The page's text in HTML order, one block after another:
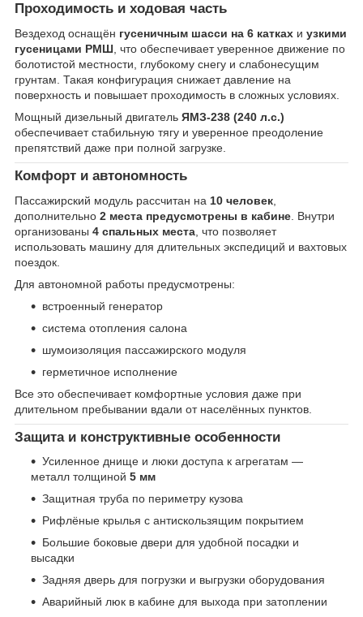
Проходимость и ходовая часть
Вездеход оснащён гусеничным шасси на 6 катках и узкими
гусеницами РМШ , что обеспечивает уверенное движение по
болотистой местности, глубокому снегу и слабонесущим
грунтам. Такая конфигурация снижает давление на
поверхность и повышает проходимость в сложных условиях.
Мощный дизельный двигатель ЯМЗ-238 (240 л.с.)
обеспечивает стабильную тягу и уверенное преодоление
препятствий даже при полной загрузке.
Комфорт и автономность
Пассажирский модуль рассчитан на 10 человек
дополнительно 2 места предусмотрены в кабине . Внутри
организованы 4 спальных места , что позволяет
использовать машину для длительных экспедиций и вахтовых
поездок.
Для автономной работы предусмотрены:
встроенный генератор
система отопления салона
шумоизоляция пассажирского модуля
герметичное исполнение
Все это обеспечивает комфортные условия даже при
длительном пребывании вдали от населённых пунктов.
Защита и конструктивные особенности
Усиленное днище и люки доступа к агрегатам —
металл толщиной 5 мм
Защитная труба по периметру кузова
Рифлёные крылья с антискользящим покрытием
Большие боковые двери для удобной посадки и
высадки
Задняя дверь для погрузки и выгрузки оборудования
Аварийный люк в кабине для выхода при затоплении